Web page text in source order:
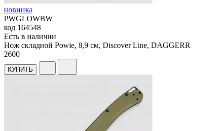
новинка
PWGLOWBW
код 164548
Есть в наличии
Нож складной Powie, 8,9 см, Discover Line, DAGGERR
2600
КУПИТЬ